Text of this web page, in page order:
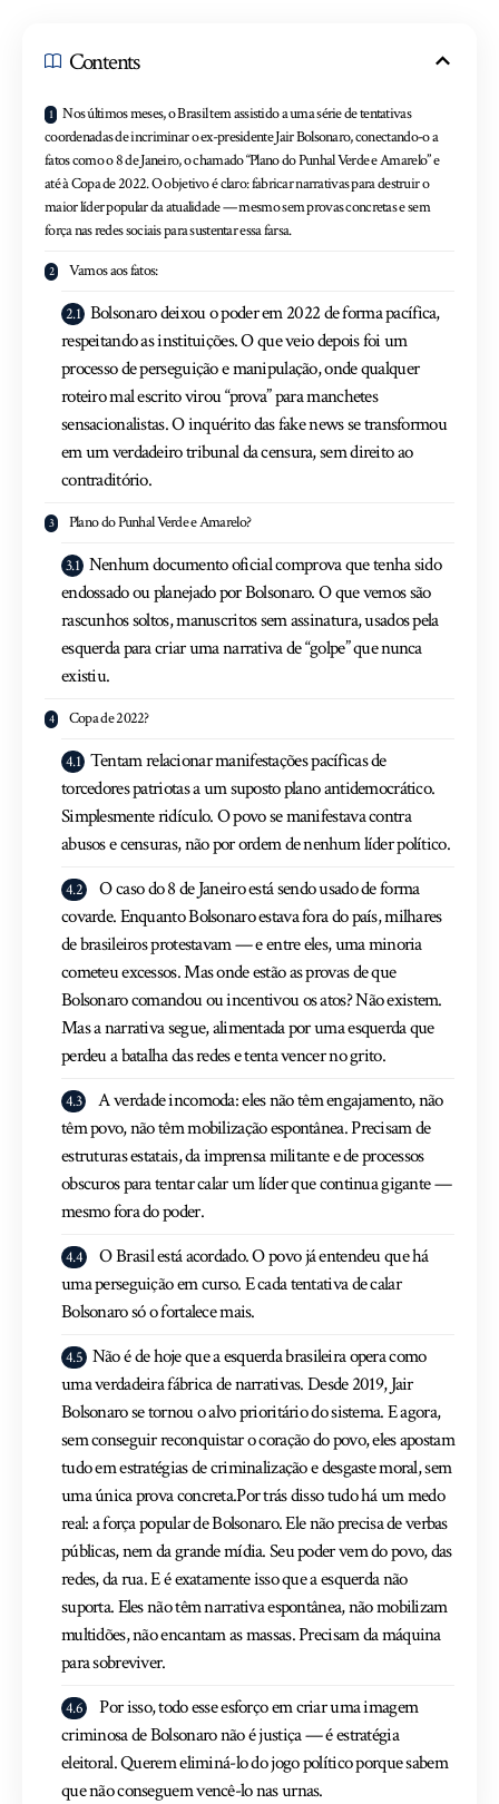
Contents
Nos últimos meses, o Brasil tem assistido a uma série de tentativas
coordenadas de incriminar o ex-presidente Jair Bolsonaro, conectando-o a
fatos como o 8 de Janeiro, o chamado “Plano do Punhal Verde e Amarelo” e
até à Copa de 2022. O objetivo é claro: fabricar narrativas para destruir o
maior líder popular da atualidade — mesmo sem provas concretas e sem
força nas redes sociais para sustentar essa farsa.
Vamos aos fatos:
Bolsonaro deixou o poder em 2022 de forma pacífica,
respeitando as instituições. O que veio depois foi um
processo de perseguição e manipulação, onde qualquer
roteiro mal escrito virou “prova” para manchetes
sensacionalistas. O inquérito das fake news se transformou
em um verdadeiro tribunal da censura, sem direito ao
contraditório.
Plano do Punhal Verde e Amarelo?
Nenhum documento oficial comprova que tenha sido
endossado ou planejado por Bolsonaro. O que vemos são
rascunhos soltos, manuscritos sem assinatura, usados pela
esquerda para criar uma narrativa de “golpe” que nunca
existiu.
Copa de 2022?
Tentam relacionar manifestações pacíficas de
torcedores patriotas a um suposto plano antidemocrático.
Simplesmente ridículo. O povo se manifestava contra
abusos e censuras, não por ordem de nenhum líder político.
O caso do 8 de Janeiro está sendo usado de forma
covarde. Enquanto Bolsonaro estava fora do país, milhares
de brasileiros protestavam — e entre eles, uma minoria
cometeu excessos. Mas onde estão as provas de que
Bolsonaro comandou ou incentivou os atos? Não existem.
Mas a narrativa segue, alimentada por uma esquerda que
perdeu a batalha das redes e tenta vencer no grito.
A verdade incomoda: eles não têm engajamento, não
têm povo, não têm mobilização espontânea. Precisam de
estruturas estatais, da imprensa militante e de processos
obscuros para tentar calar um líder que continua gigante —
mesmo fora do poder.
O Brasil está acordado. O povo já entendeu que há
uma perseguição em curso. E cada tentativa de calar
Bolsonaro só o fortalece mais.
Não é de hoje que a esquerda brasileira opera como
uma verdadeira fábrica de narrativas. Desde 2019, Jair
Bolsonaro se tornou o alvo prioritário do sistema. E agora,
sem conseguir reconquistar o coração do povo, eles apostam
tudo em estratégias de criminalização e desgaste moral, sem
uma única prova concreta.Por trás disso tudo há um medo
real: a força popular de Bolsonaro. Ele não precisa de verbas
públicas, nem da grande mídia. Seu poder vem do povo, das
redes, da rua. E é exatamente isso que a esquerda não
suporta. Eles não têm narrativa espontânea, não mobilizam
multidões, não encantam as massas. Precisam da máquina
para sobreviver.
Por isso, todo esse esforço em criar uma imagem
criminosa de Bolsonaro não é justiça — é estratégia
eleitoral. Querem eliminá-lo do jogo político porque sabem
que não conseguem vencê-lo nas urnas.